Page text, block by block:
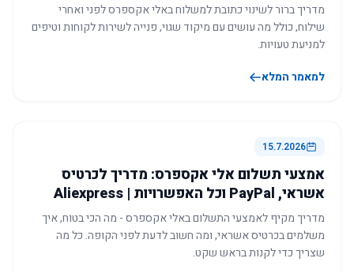
מדריך ברור לשינוי כתובת למשלוח באלי אקספרס לפני ואחרי
שילוח, כולל מה עושים עם מיקוד שגוי, פנייה לשירות לקוחות וטיפים
למניעת טעויות.
למאמר המלא
15.7.2026
אמצעי תשלום אלי אקספרס: מדריך לכרטיס
אשראי, PayPal וכל האפשרויות | Aliexpress
מדריך מקיף לאמצעי התשלום באלי אקספרס - מה הכי בטוח, איך
משלמים בכרטיס אשראי, ומה חשוב לדעת לפני הקופה. כל מה
שצריך כדי לקנות בראש שקט.